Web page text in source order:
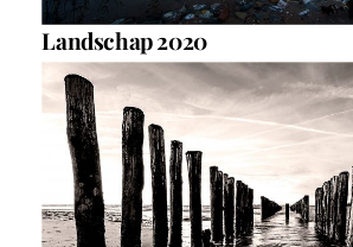
Landschap 2020